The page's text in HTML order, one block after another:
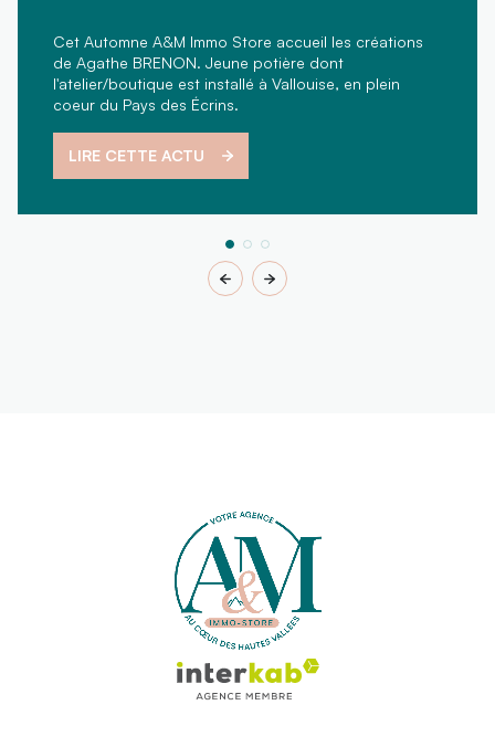
Cet Automne A&M Immo Store accueil les créations
de Agathe BRENON. Jeune potière dont
l'atelier/boutique est installé à Vallouise, en plein
coeur du Pays des Écrins.
LIRE CETTE ACTU